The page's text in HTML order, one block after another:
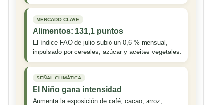
MERCADO CLAVE
Alimentos: 131,1 puntos
El índice FAO de julio subió un 0,6 % mensual,
impulsado por cereales, azúcar y aceites vegetales.
SEÑAL CLIMÁTICA
El Niño gana intensidad
Aumenta la exposición de café, cacao, arroz,